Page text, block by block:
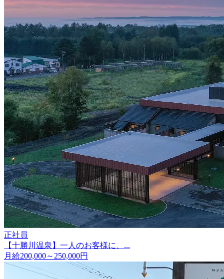
正社員
【十勝川温泉】一人のお客様に、...
月給200,000～250,000円